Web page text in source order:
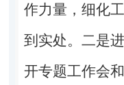
作力量，细化
到实处。二是
开专题工作会